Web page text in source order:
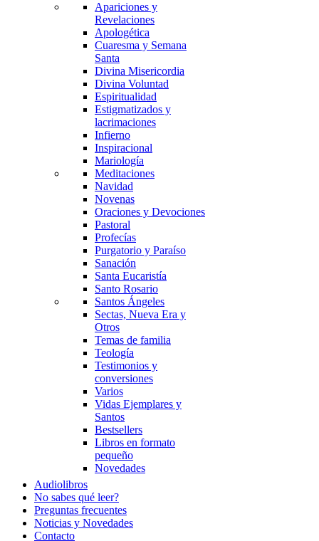
Apariciones y
Revelaciones
Apologética
Cuaresma y Semana
Santa
Divina Misericordia
Divina Voluntad
Espiritualidad
Estigmatizados y
lacrimaciones
Infierno
Inspiracional
Mariología
Meditaciones
Navidad
Novenas
Oraciones y Devociones
Pastoral
Profecías
Purgatorio y Paraíso
Sanación
Santa Eucaristía
Santo Rosario
Santos Ángeles
Sectas, Nueva Era y
Otros
Temas de familia
Teología
Testimonios y
conversiones
Varios
Vidas Ejemplares y
Santos
Bestsellers
Libros en formato
pequeño
Novedades
Audiolibros
No sabes qué leer?
Preguntas frecuentes
Noticias y Novedades
Contacto